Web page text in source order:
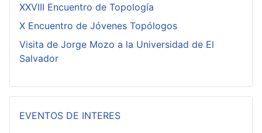
XXVIII Encuentro de Topología
X Encuentro de Jóvenes Topólogos
Visita de Jorge Mozo a la Universidad de El
Salvador
EVENTOS DE INTERES